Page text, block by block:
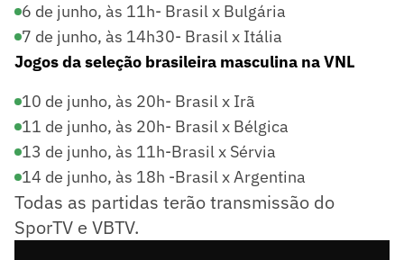
6 de junho, às 11h- Brasil x Bulgária
7 de junho, às 14h30- Brasil x Itália
Jogos da seleção brasileira masculina na VNL
10 de junho, às 20h- Brasil x Irã
11 de junho, às 20h- Brasil x Bélgica
13 de junho, às 11h-Brasil x Sérvia
14 de junho, às 18h -Brasil x Argentina
Todas as partidas terão transmissão do
SporTV e VBTV.